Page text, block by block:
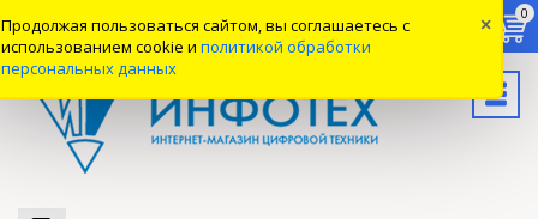
Продолжая пользоваться сайтом, вы соглашаетесь с
использованием cookie и политикой обработки
персональных данных
×
Вход
0